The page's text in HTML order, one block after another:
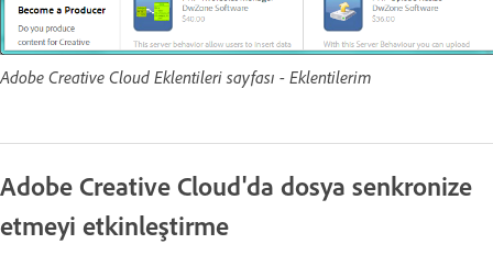
Adobe Creative Cloud Eklentileri sayfası - Eklentilerim
Adobe Creative Cloud'da dosya senkronize
etmeyi etkinleştirme